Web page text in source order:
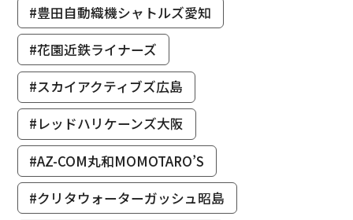
#豊田自動織機シャトルズ愛知
#花園近鉄ライナーズ
#スカイアクティブズ広島
#レッドハリケーンズ大阪
#AZ-COM丸和MOMOTARO’S
#クリタウォーターガッシュ昭島